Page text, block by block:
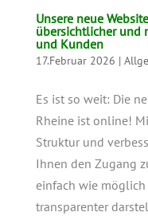
Unsere neue
übersichtlicher und
und Kunden
17.Februar 2026 |
Es ist so weit: Die
Rheine ist online!
Struktur und
Ihnen den Zugang
einfach wie
transparenter